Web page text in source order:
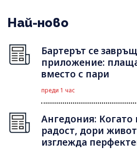
Най-ново
Бартерът се
приложение:
вместо с пари
преди 1 час
Ангедония:
радост, дори
изглежда